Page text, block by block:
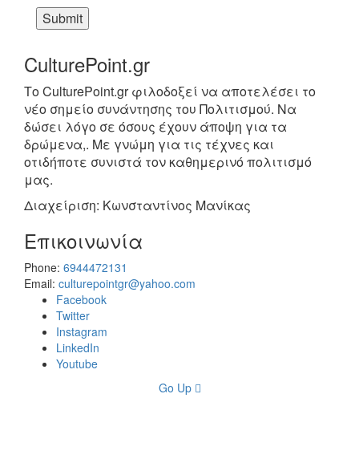
CulturePoint.gr
Το CulturePoint.gr φιλοδοξεί να αποτελέσει το
νέο σημείο συνάντησης του Πολιτισμού. Να
δώσει λόγο σε όσους έχουν άποψη για τα
δρώμενα,. Με γνώμη για τις τέχνες και
οτιδήποτε συνιστά τον καθημερινό πολιτισμό
μας.
Διαχείριση: Κωνσταντίνος Μανίκας
Επικοινωνία
Phone: 6944472131
Email: culturepointgr@yahoo.com
Facebook
Twitter
Instagram
LinkedIn
Youtube
Go Up